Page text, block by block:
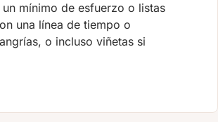
mínimo de esfuerzo o listas
una línea de tiempo o
o incluso viñetas si